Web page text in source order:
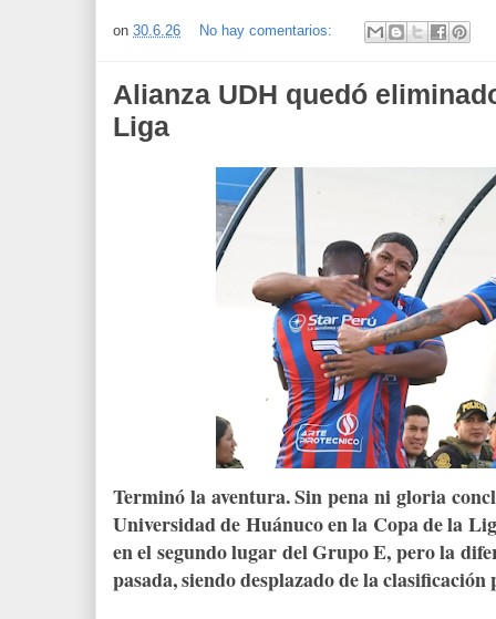
on 30.6.26 No hay comentarios:
Alianza UDH quedó
Liga
Terminó la aventura. Sin pena ni gloria
Universidad de Huánuco en la Copa de la
en el segundo lugar del Grupo E, pero la
pasada, siendo desplazado de la